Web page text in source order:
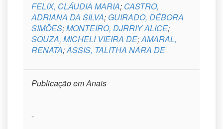
FELIX, CLÁUDIA MARIA; CASTRO,
ADRIANA DA SILVA; GUIRADO, DÉBORA
SIMÕES;MONTEIRO, DJRRIY ALICE;
SOUZA, MICHELI VIEIRA DE;AMARAL,
RENATA;ASSIS, TALITHA NARA DE
Publicação em Anais
-